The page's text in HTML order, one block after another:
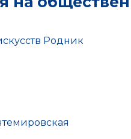
Родник